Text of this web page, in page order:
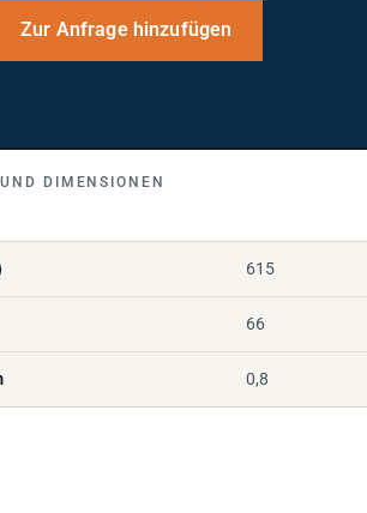
DIMENSIONEN
615
66
0,8